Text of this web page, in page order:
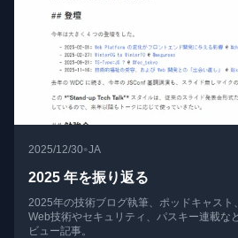
2025/12/30•JA
2025 年を振り返る
2025年の技術ブログ執筆、ポッドキャスト
Web技術やセキュリティ、パスキー連載な
ビュー記事。